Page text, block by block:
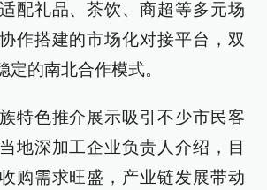
配礼品、茶饮、商超等多元场
作搭建的市场化对接平台，双
定的南北合作模式。
特色推介展示吸引不少市民客
地深加工企业负责人介绍，目
购需求旺盛，产业链发展带动